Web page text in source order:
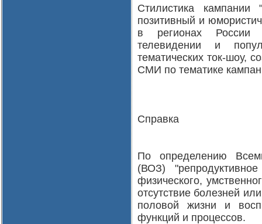
Стилистика кампании
позитивный и
в регионах России
телевидении и
тематических ток-шоу,
СМИ по тематике
Справка
По определению
(ВОЗ)
физического,
отсутствие болезней
половой жизни и
функций и процессов.